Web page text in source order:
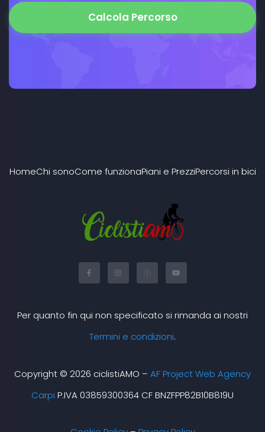
Calcola Percorso
HomeChi sonoCome funzionaPiani e PrezziPercorsi in bici
F
a
c
e
k
-
I
n
s
t
a
m
X
-
t
w
e
r
Y
o
t
Per quanto fin qui non specificato si rimanda ai nostri
Termini e condizioni.
Copyright © 2026 ciclistiAMO – AF Project Web Agency
Carpi P.IVA 03859300364 CF BNZFPP82B10B819U